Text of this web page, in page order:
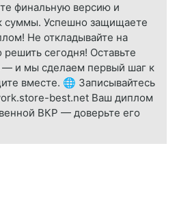
финальную версию и
суммы. Успешно защищаете
Не откладывайте на
сегодня! Оставьте
— и мы сделаем первый шаг к
вместе. 🌐 Записывайтесь
best.net Ваш диплом
ВКР — доверьте его